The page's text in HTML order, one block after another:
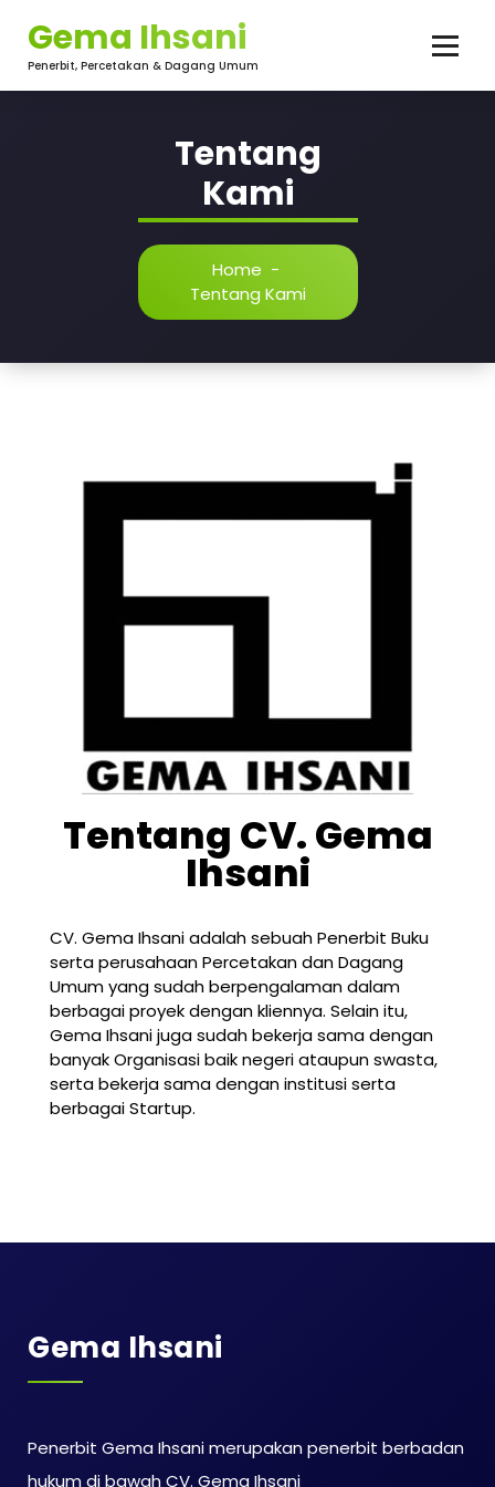
Gema Ihsani
Penerbit, Percetakan & Dagang Umum
Tentang
Kami
Home -
Tentang Kami
Tentang CV. Gema
Ihsani
CV. Gema Ihsani adalah sebuah Penerbit Buku
serta perusahaan Percetakan dan Dagang
Umum yang sudah berpengalaman dalam
berbagai proyek dengan kliennya. Selain itu,
Gema Ihsani juga sudah bekerja sama dengan
banyak Organisasi baik negeri ataupun swasta,
serta bekerja sama dengan institusi serta
berbagai Startup.
Gema Ihsani
Penerbit Gema Ihsani merupakan penerbit berbadan
hukum di bawah CV. Gema Ihsani